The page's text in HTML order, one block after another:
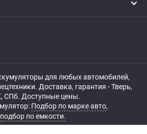
для любых автомобилей,
Доставка, гарантия - Тверь,
СПб. Доступные цены.
Подбор по марке авто,
подбор по емкости.
права защищены.